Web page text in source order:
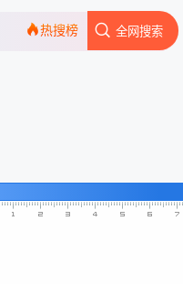
全网搜索
热搜榜